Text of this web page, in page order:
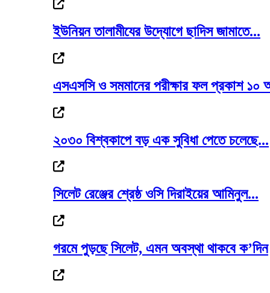
রোমে লেবানন-ইসরাইল সপ্তম দফার চূড়ান্ত
আবারও লন্ডন যাচ্ছেন ইলিয়াস: রোজিনা
সিলেট ভার্থখলা ,দক্ষিণ সুরমা সিতারা বেকারীকে...
ইউনিয়ন তালামীযের উদ্যোগে ছাদিস জামাতে...
এসএসসি ও সমমানের পরীক্ষার ফল প্রকাশ ১০
২০৩০ বিশ্বকাপে বড় এক সুবিধা পেতে চলেছে...
সিলেট রেঞ্জের শ্রেষ্ঠ ওসি দিরাইয়ের আমিনুল...
গরমে পুড়ছে সিলেট, এমন অবস্থা থাকবে ক’দিন